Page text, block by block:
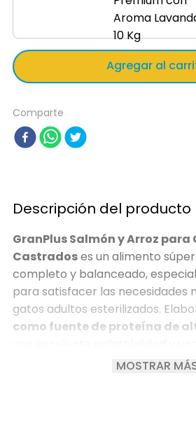
Agregar al
Comparte
Descripción del producto
GranPlus Salmón y Arroz
Castradoses un alimento
completo y balanceado,
para satisfacer las necesidades
gatos adultos esterilizados.
como fuente de proteína de
equilibrada que ayuda aMOSTRAR